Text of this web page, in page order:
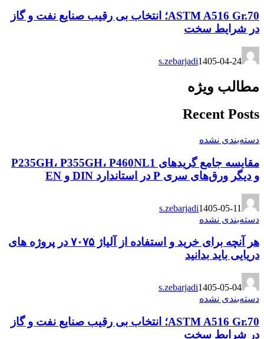
ASTM A516 Gr.70؛ انتخاب بی رقیب صنایع نفت و گاز
در شرایط سخت
s.zebarjadi1405-04-24
مطالب ویژه
Recent Posts
دسته‌بندی نشده
مقایسه جامع گریدهای P235GH، P355GH، P460NL1
و دیگر ورق‌های سری P در استاندارد DIN و EN
s.zebarjadi1405-05-11
دسته‌بندی نشده
هر آنچه برای خرید و استفاده از آلیاژ ۷۰۷۵ در پروژه های
دریایی باید بدانید
s.zebarjadi1405-05-04
دسته‌بندی نشده
ASTM A516 Gr.70؛ انتخاب بی رقیب صنایع نفت و گاز
در شرایط سخت